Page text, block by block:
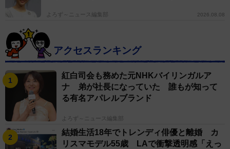
よろず～ニュース編集部 2026.08.08
アクセスランキング
紅白司会も務めた元NHKバイリンガルア
ナ 弟が社長になっていた 誰もが知って
る有名アパレルブランド
よろず～ニュース編集部
結婚生活18年でトレンディ俳優と離婚 カ
リスマモデル55歳 LAで衝撃透明感「えっ